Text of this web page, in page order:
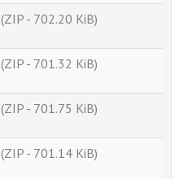
(ZIP - 702.20 KiB)
(ZIP - 701.32 KiB)
(ZIP - 701.75 KiB)
(ZIP - 701.14 KiB)